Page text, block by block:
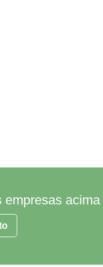
empresas acima